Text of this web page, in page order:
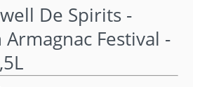
De Spirits -
Festival -